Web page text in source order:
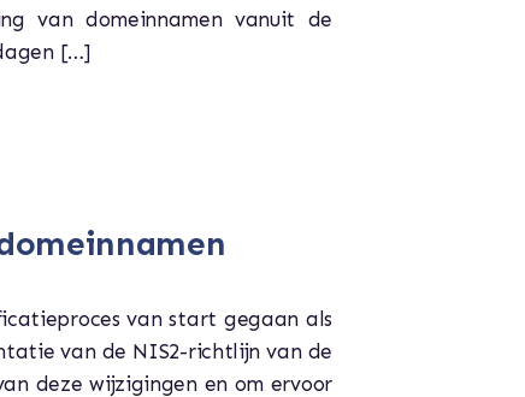
van domeinnamen vanuit de
[…]
van start gegaan als
van de NIS2-richtlijn van de
deze wijzigingen en om ervoor